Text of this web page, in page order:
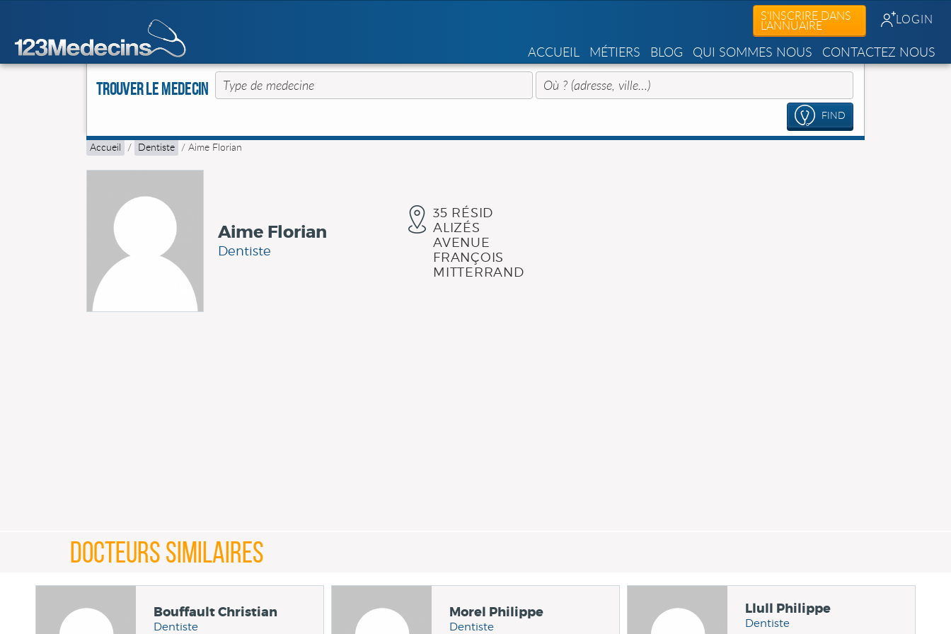
S'INSCRIRE DANS
L'ANNUAIRE LOGIN
ACCUEIL MÉTIERS BLOG QUI SOMMES NOUS CONTACTEZ NOUS
Trouver le Medecin
FIND
Accueil / Dentiste / Aime Florian
Aime Florian
Dentiste
35 RÉSID
ALIZÉS
AVENUE
FRANÇOIS
MITTERRAND
DOCTEURS SIMILAIRES
Bouffault Christian
Dentiste
Morel Philippe
Dentiste
Llull Philippe
Dentiste